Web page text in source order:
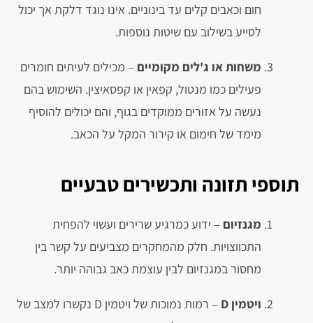
חום וכאבים קלים עד בינוניים. אינו נוגד דלקת אך יכול
לסייע בשילוב עם שיטות נוספות.
משחות או ג'לים מקומיים – מכילים לעיתים חומרים
פעילים כמו מנטול, קפאין או קפסאיצין. השימוש בהם
נעשה על אזורים ממוקדים בגוף, והם יכולים להוסיף
מימד של חימום או קירור המקל על הכאב.
תוספי תזונה ותכשירים טבעיים
מגנזיום – ידוע כמרגיע שרירים ועשוי להפחית
התכווצויות. חלק מהמחקרים מצביעים על קשר בין
מחסור במגנזיום לבין עוצמת כאב גבוהה יותר.
ויטמין D
– רמות נמוכות של ויטמין D נקשרו למצב של